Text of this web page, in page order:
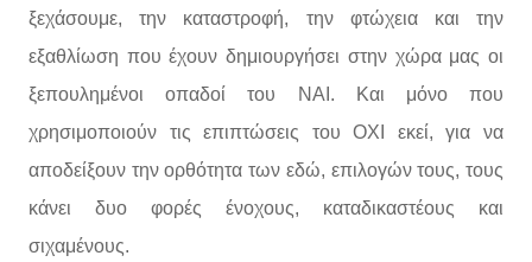
ξεχάσουμε, την καταστροφή, την φτώχεια και την
εξαθλίωση που έχουν δημιουργήσει στην χώρα μας οι
ξεπουλημένοι οπαδοί του ΝΑΙ. Και μόνο που
χρησιμοποιούν τις επιπτώσεις του ΟΧΙ εκεί, για να
αποδείξουν την ορθότητα των εδώ, επιλογών τους, τους
κάνει δυο φορές ένοχους, καταδικαστέους και
σιχαμένους.